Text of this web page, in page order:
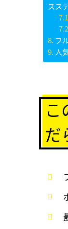
スス
フ
人
こ
だ